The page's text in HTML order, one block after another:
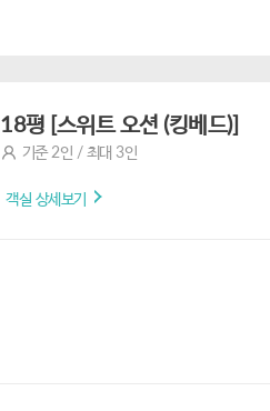
18평 [스위트 오션 (킹베드)]
기준 2인 / 최대 3인
객실 상세보기